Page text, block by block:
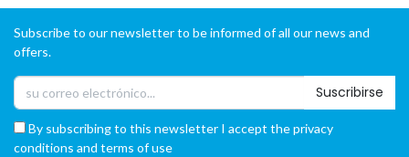
Subscribe to our newsletter to be informed of all our news and
offers.
Suscribirse
By subscribing to this newsletter I accept the privacy
conditions and terms of use